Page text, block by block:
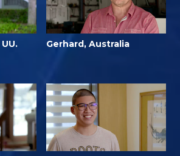
Gerhard, Australia